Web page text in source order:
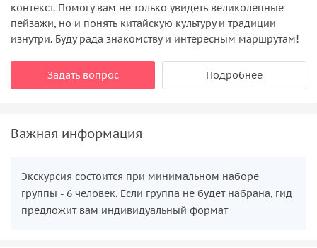
контекст. Помогу вам не только увидеть великолепные
пейзажи, но и понять китайскую культуру и традиции
изнутри. Буду рада знакомству и интересным маршрутам!
Задать вопрос Подробнее
Важная информация
Экскурсия состоится при минимальном наборе
группы - 6 человек. Если группа не будет набрана, гид
предложит вам индивидуальный формат